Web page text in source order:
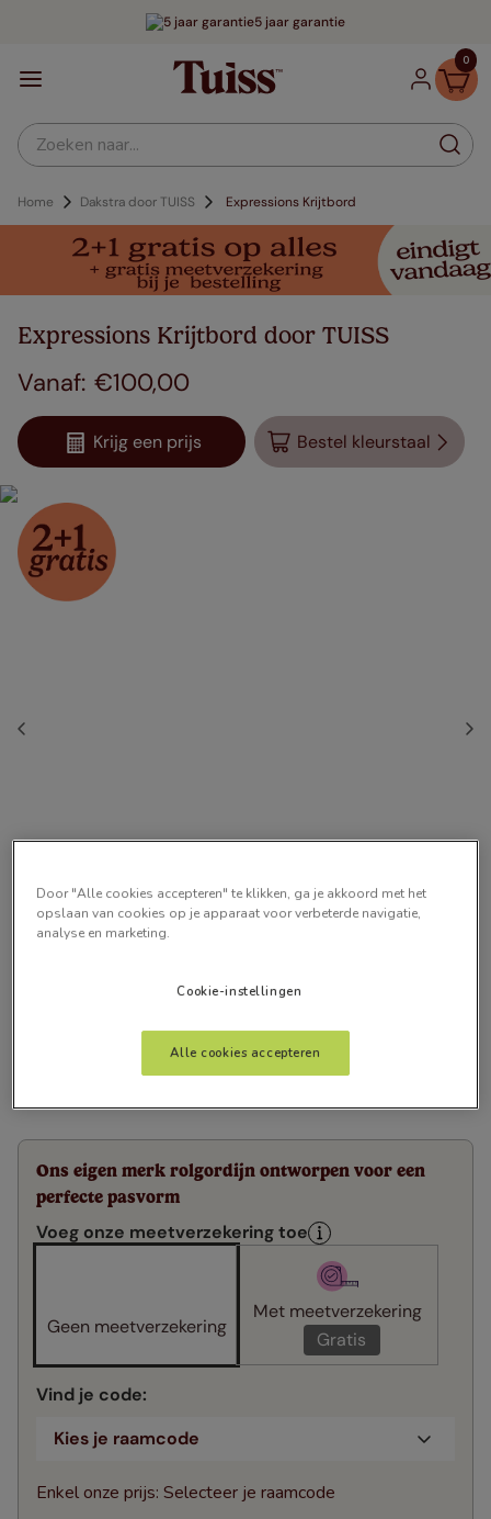
5 jaar garantie
0
Zoeken naar...
Home Dakstra door TUISS Expressions Krijtbord
Expressions Krijtbord door TUISS
€100,00
Krijg een prijs Bestel kleurstaal
Ons eigen merk rolgordijn ontworpen voor een
perfecte pasvorm
Voeg onze meetverzekering toe
Geen meetverzekering
Met meetverzekering
Gratis
Vind je code:
Kies je raamcode
Enkel onze prijs: Selecteer je raamcode
Door "Alle cookies accepteren" te klikken, ga je akkoord met het
opslaan van cookies op je apparaat voor verbeterde navigatie,
analyse en marketing.
Cookie-instellingen
Alle cookies accepteren